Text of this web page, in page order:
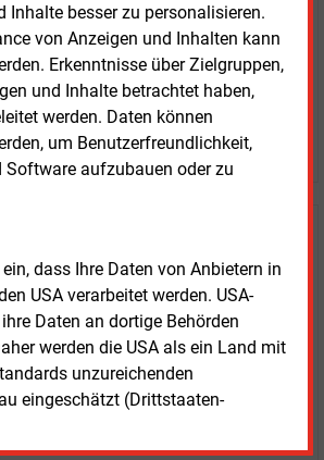
Inhalte besser zu personalisieren.
von Anzeigen und Inhalten kann
Erkenntnisse über Zielgruppen,
und Inhalte betrachtet haben,
werden. Daten können
um Benutzerfreundlichkeit,
Software aufzubauen oder zu
dass Ihre Daten von Anbietern in
USA verarbeitet werden. USA-
Daten an dortige Behörden
werden die USA als ein Land mit
unzureichenden
eingeschätzt (Drittstaaten-
für Ihr Unternehmen?
wenn Sie Fragen zur Nutzung von
den verschiedenen Abonnement-
freut sich unter Tel. 08152 / 93